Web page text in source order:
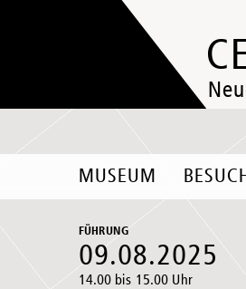
MUSEUM BESUCH
FÜHRUNG
09.08.2025
14.00 bis 15.00 Uhr